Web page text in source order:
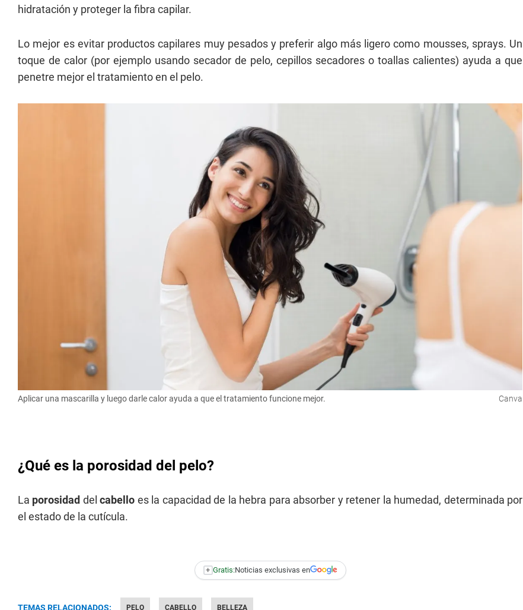
hidratación y proteger la fibra capilar.
Lo mejor es evitar productos capilares muy pesados y preferir algo más ligero como mousses, sprays. Un
toque de calor (por ejemplo usando secador de pelo, cepillos secadores o toallas calientes) ayuda a que
penetre mejor el tratamiento en el pelo.
Aplicar una mascarilla y luego darle calor ayuda a que el tratamiento funcione mejor. Canva
¿Qué es la porosidad del pelo?
La porosidad delcabello es la capacidad de la hebra para absorber y retener la humedad, determinada por
el estado de la cutícula.
+ Gratis:Noticias exclusivas en
TEMAS RELACIONADOS: PELO CABELLO BELLEZA